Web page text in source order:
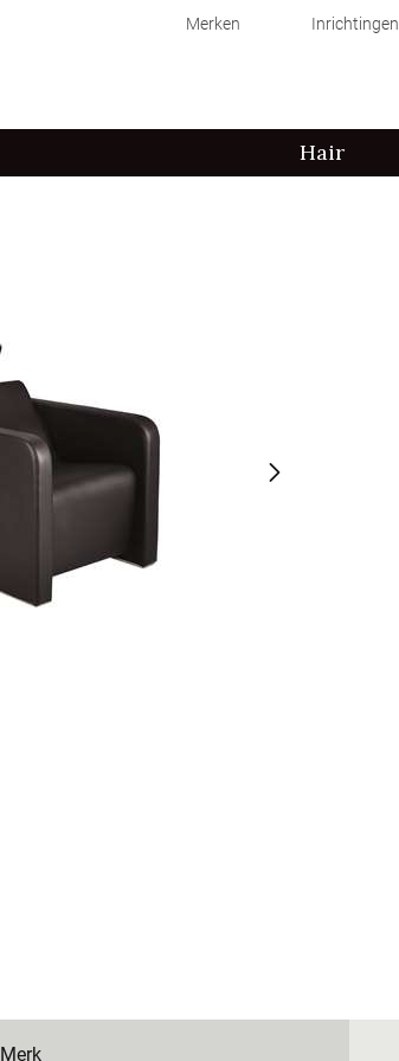
Merken Inrichtingen
Hair
Merk